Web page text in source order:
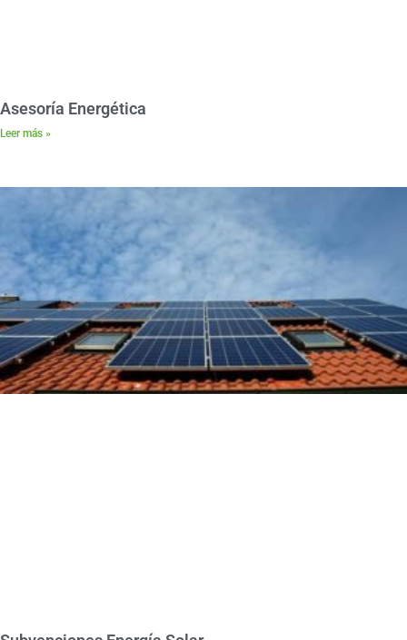
Asesoría Energética
Leer más »